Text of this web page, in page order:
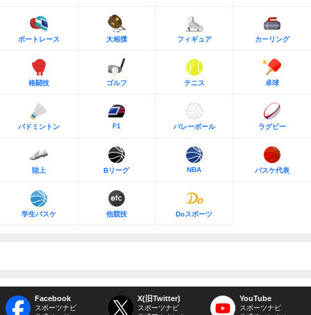
ボートレース 大相撲 フィギュア カーリング
格闘技 ゴルフ テニス 卓球
バドミントン F1 バレーボール ラグビー
陸上 Bリーグ NBA バスケ代表
学生バスケ 他競技 Doスポーツ
Facebook
スポーツナビ
X(旧Twitter)
スポーツナビ
YouTube
スポーツナビ